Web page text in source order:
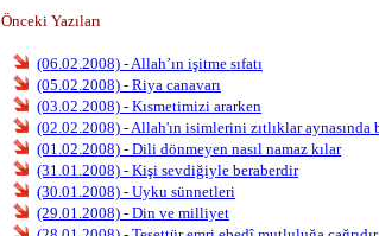
Önceki Yazıları
(06.02.2008) - Allah’ın işitme sıfatı
(05.02.2008) - Riya canavarı
(03.02.2008) - Kısmetimizi ararken
(02.02.2008) - Allah'ın isimlerini zıtlıklar aynasında
(01.02.2008) - Dili dönmeyen nasıl namaz kılar
(31.01.2008) - Kişi sevdiğiyle beraberdir
(30.01.2008) - Uyku sünnetleri
(29.01.2008) - Din ve milliyet